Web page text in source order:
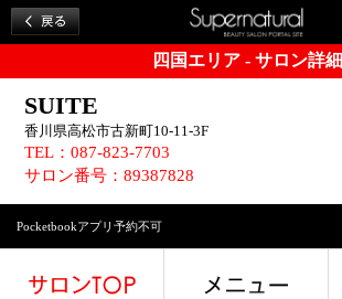
四国エリア - サロン詳細
SUITE
香川県高松市古新町10-11-3F
TEL：087-823-7703
サロン番号：89387828
Pocketbookアプリ予約不可